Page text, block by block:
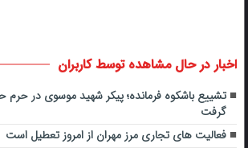
اخبار در حال مشاهده توسط کاربران
تشییع باشکوه فرمانده؛ پیکر شهید ‌موسوی در
گرفت
فعالیت های تجاری مرز مهران از امروز تعطیل است